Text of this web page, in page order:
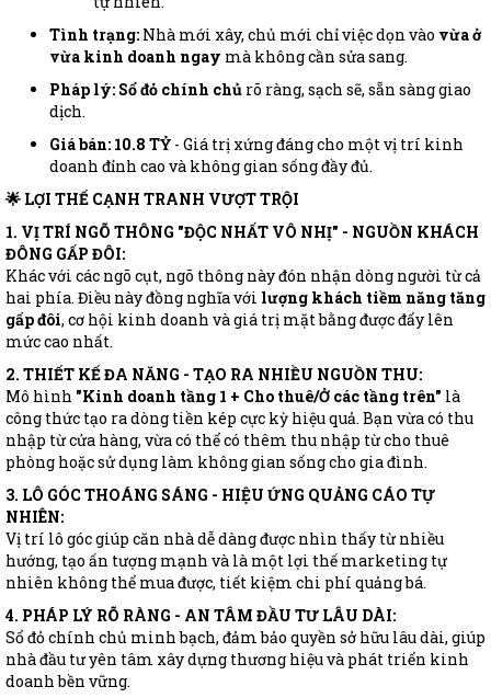
Tình trạng: Nhà mới xây, chủ mới chỉ việc dọn vào vừa ở
vừa kinh doanh ngay mà không cần sửa sang.
Pháp lý: Sổ đỏ chính chủ rõ ràng, sạch sẽ, sẵn sàng giao
dịch.
Giá bán: 10.8 TỶ - Giá trị xứng đáng cho một vị trí kinh
doanh đỉnh cao và không gian sống đầy đủ.
🌟 LỢI THẾ CẠNH TRANH VƯỢT TRỘI
1. VỊ TRÍ NGÕ THÔNG "ĐỘC NHẤT VÔ NHỊ" - NGUỒN KHÁCH
ĐÔNG GẤP ĐÔI:
Khác với các ngõ cụt, ngõ thông này đón nhận dòng người từ cả
hai phía. Điều này đồng nghĩa với lượng khách tiềm năng tăng
gấp đôi, cơ hội kinh doanh và giá trị mặt bằng được đẩy lên
mức cao nhất.
2. THIẾT KẾ ĐA NĂNG - TẠO RA NHIỀU NGUỒN THU:
Mô hình "Kinh doanh tầng 1 + Cho thuê/Ở các tầng trên" là
công thức tạo ra dòng tiền kép cực kỳ hiệu quả. Bạn vừa có thu
nhập từ cửa hàng, vừa có thể có thêm thu nhập từ cho thuê
phòng hoặc sử dụng làm không gian sống cho gia đình.
3. LÔ GÓC THOÁNG SÁNG - HIỆU ỨNG QUẢNG CÁO TỰ
NHIÊN:
Vị trí lô góc giúp căn nhà dễ dàng được nhìn thấy từ nhiều
hướng, tạo ấn tượng mạnh và là một lợi thế marketing tự
nhiên không thể mua được, tiết kiệm chi phí quảng bá.
4. PHÁP LÝ RÕ RÀNG - AN TÂM ĐẦU TƯ LÂU DÀI:
Sổ đỏ chính chủ minh bạch, đảm bảo quyền sở hữu lâu dài, giúp
nhà đầu tư yên tâm xây dựng thương hiệu và phát triển kinh
doanh bền vững.